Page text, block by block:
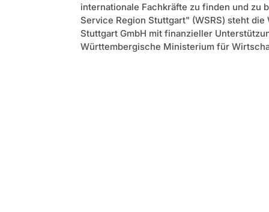
internationale Fachkräfte zu finden und zu
Service Region Stuttgart" (WSRS) steht
Stuttgart GmbH mit finanzieller
Württembergische Ministerium für